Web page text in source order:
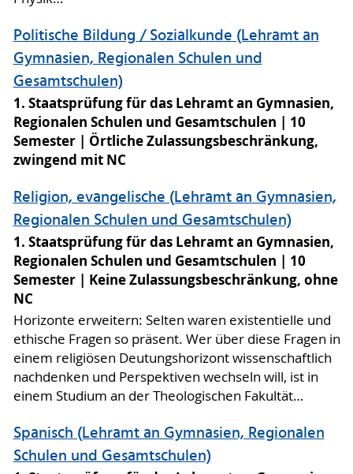
Politische Bildung / Sozialkunde (Lehramt an
Gymnasien, Regionalen Schulen und
Gesamtschulen)
1. Staatsprüfung für das Lehramt an Gymnasien,
Regionalen Schulen und Gesamtschulen
10
Semester
Örtliche Zulassungsbeschränkung,
zwingend mit NC
Religion, evangelische (Lehramt an Gymnasien,
Regionalen Schulen und Gesamtschulen)
1. Staatsprüfung für das Lehramt an Gymnasien,
Regionalen Schulen und Gesamtschulen
10
Semester
Keine Zulassungsbeschränkung, ohne
NC
Horizonte erweitern: Selten waren existentielle und
ethische Fragen so präsent. Wer über diese Fragen in
einem religiösen Deutungshorizont wissenschaftlich
nachdenken und Perspektiven wechseln will, ist in
einem Studium an der Theologischen Fakultät…
Spanisch (Lehramt an Gymnasien, Regionalen
Schulen und Gesamtschulen)